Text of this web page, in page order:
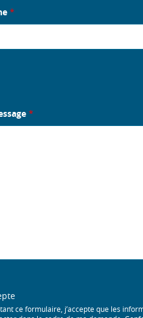
*
*
ce formulaire, j’accepte que les